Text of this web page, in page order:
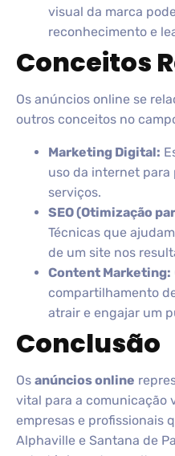
visual da marca
reconhecimento e
Conceitos
Os anúncios online se
outros conceitos no
Marketing Digital:
uso da internet
serviços.
SEO (Otimização
Técnicas que
de um site nos
Content Marketing:
compartilhamento
atrair e engajar um
Conclusão
Os anúncios online
vital para a comunicação
empresas e profissionais
Alphaville e Santana de